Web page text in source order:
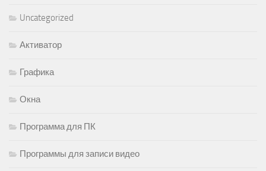
Uncategorized
Активатор
Графика
Окна
Программа для ПК
Программы для записи видео